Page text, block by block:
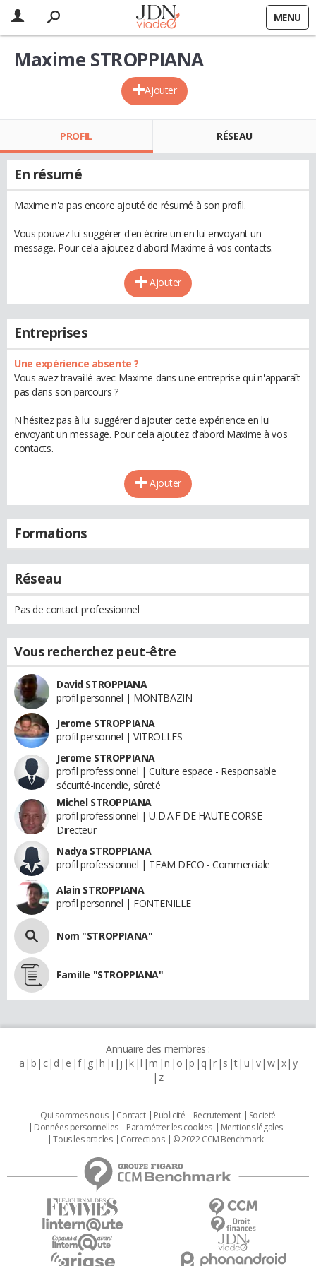
MENU
Ajouter
Maxime STROPPIANA
PROFIL RÉSEAU
En résumé
Maxime n'a pas encore ajouté de résumé à son profil.
Vous pouvez lui suggérer d'en écrire un en lui envoyant un
message. Pour cela ajoutez d'abord Maxime à vos contacts.
Ajouter
Entreprises
Une expérience absente ?
Vous avez travaillé avec Maxime dans une entreprise qui n'apparaît
pas dans son parcours ?
N'hésitez pas à lui suggérer d'ajouter cette expérience en lui
envoyant un message. Pour cela ajoutez d'abord Maxime à vos
contacts.
Ajouter
Formations
Réseau
Pas de contact professionnel
Vous recherchez peut-être
David STROPPIANA
profil personnel | MONTBAZIN
Jerome STROPPIANA
profil personnel | VITROLLES
Jerome STROPPIANA
profil professionnel | Culture espace - Responsable
sécurité-incendie, sûreté
Michel STROPPIANA
profil professionnel | U.D.A.F DE HAUTE CORSE -
Directeur
Nadya STROPPIANA
profil professionnel | TEAM DECO - Commerciale
Alain STROPPIANA
profil personnel | FONTENILLE
Nom "STROPPIANA"
Famille "STROPPIANA"
Annuaire des membres :
a b c d e f g h i j k l m n o p q r s t u v w x y
z
Qui sommes nous Contact Publicité Recrutement
Societé
Données personnelles
Paramétrer les cookies
Mentions légales
Tous les articles
Corrections © 2022 CCM Benchmark